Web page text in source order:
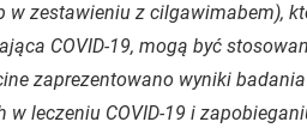
zestawieniu z cilgawimabem),
COVID-19, mogą być
zaprezentowano wyniki badania
leczeniu COVID-19 i